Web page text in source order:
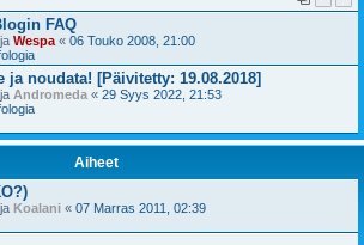
FAQ
Wespa « 06 Touko 2008, 21:00
ja noudata! [Päivitetty: 19.08.2018]
Andromeda « 29 Syys 2022, 21:53
Aiheet
Koalani « 07 Marras 2011, 02:39